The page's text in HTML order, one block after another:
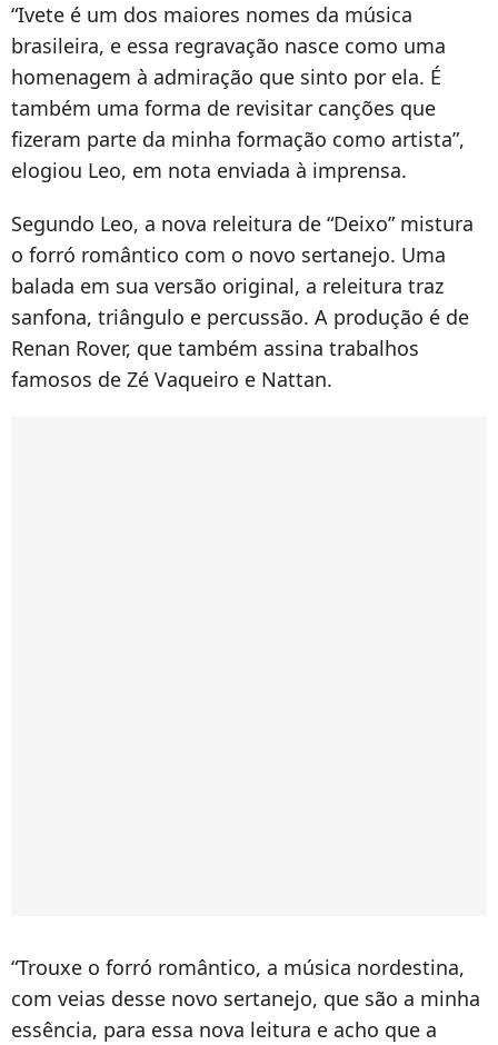
“Ivete é um dos maiores nomes da música
brasileira, e essa regravação nasce como uma
homenagem à admiração que sinto por ela. É
também uma forma de revisitar canções que
fizeram parte da minha formação como artista”,
elogiou Leo, em nota enviada à imprensa.
Segundo Leo, a nova releitura de “Deixo” mistura
o forró romântico com o novo sertanejo. Uma
balada em sua versão original, a releitura traz
sanfona, triângulo e percussão. A produção é de
Renan Rover, que também assina trabalhos
famosos de Zé Vaqueiro e Nattan.
“Trouxe o forró romântico, a música nordestina,
com veias desse novo sertanejo, que são a minha
essência, para essa nova leitura e acho que a